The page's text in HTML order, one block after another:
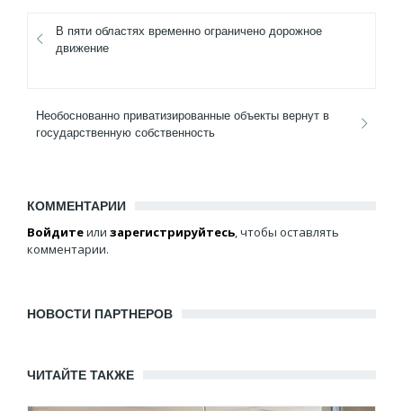
В пяти областях временно ограничено дорожное
движение
Необоснованно приватизированные объекты вернут в
государственную собственность
КОММЕНТАРИИ
Войдитеили зарегистрируйтесь, чтобы оставлять
комментарии.
НОВОСТИ ПАРТНЕРОВ
ЧИТАЙТЕ ТАКЖЕ